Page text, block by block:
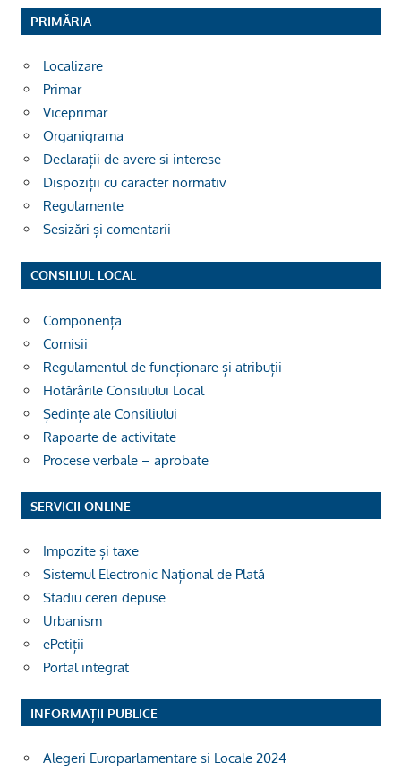
PRIMĂRIA
Localizare
Primar
Viceprimar
Organigrama
Declarații de avere si interese
Dispoziții cu caracter normativ
Regulamente
Sesizări și comentarii
CONSILIUL LOCAL
Componența
Comisii
Regulamentul de funcționare și atribuții
Hotărârile Consiliului Local
Ședințe ale Consiliului
Rapoarte de activitate
Procese verbale – aprobate
SERVICII ONLINE
Impozite și taxe
Sistemul Electronic Național de Plată
Stadiu cereri depuse
Urbanism
ePetiții
Portal integrat
INFORMAȚII PUBLICE
Alegeri Europarlamentare si Locale 2024